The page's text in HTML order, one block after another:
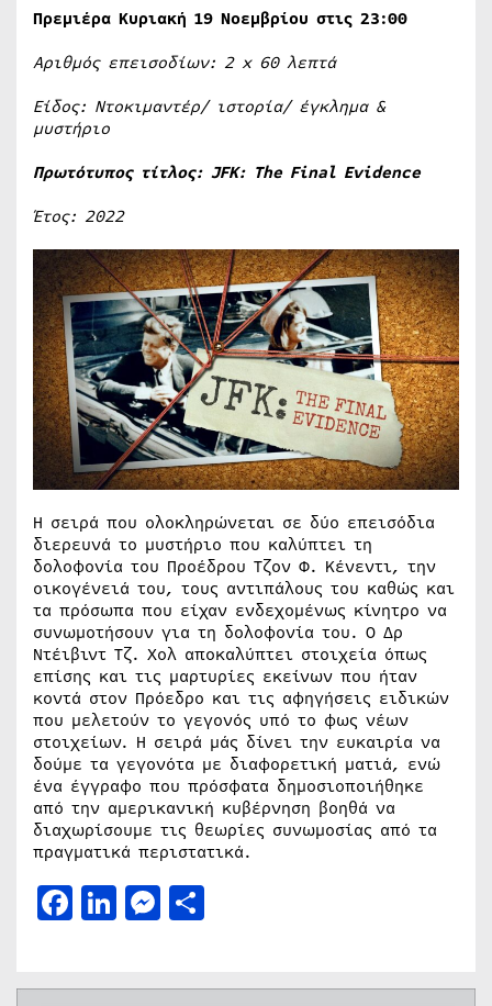
Πρεμιέρα Κυριακή 19 Νοεμβρίου στις 23:00
Αριθμός επεισοδίων: 2 x60 λεπτά
Είδος: Ντοκιμαντέρ/ ιστορία/ έγκλημα &
μυστήριο
Πρωτότυπος τίτλος: JFK: The Final Evidence
Έτος: 2022
Η σειρά που ολοκληρώνεται σε δύο επεισόδια
διερευνά το μυστήριο που καλύπτει τη
δολοφονία του Προέδρου Τζον Φ. Κένεντι, την
οικογένειά του, τους αντιπάλους του καθώς και
τα πρόσωπα που είχαν ενδεχομένως κίνητρο να
συνωμοτήσουν για τη δολοφονία του. Ο Δρ
Ντέιβιντ Τζ. Χολ αποκαλύπτει στοιχεία όπως
επίσης και τις μαρτυρίες εκείνων που ήταν
κοντά στον Πρόεδρο και τις αφηγήσεις ειδικών
που μελετούν το γεγονός υπό το φως νέων
στοιχείων. Η σειρά μάς δίνει την ευκαιρία να
δούμε τα γεγονότα με διαφορετική ματιά, ενώ
ένα έγγραφο που πρόσφατα δημοσιοποιήθηκε
από την αμερικανική κυβέρνηση βοηθά να
διαχωρίσουμε τις θεωρίες συνωμοσίας από τα
πραγματικά περιστατικά.
Facebook
LinkedIn
Messenger